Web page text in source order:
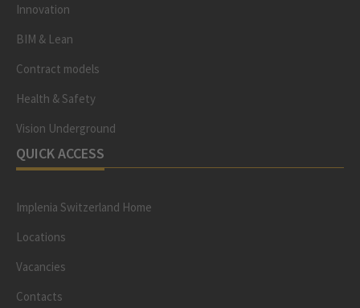
Innovation
BIM & Lean
Contract models
Health & Safety
Vision Underground
QUICK ACCESS
Implenia Switzerland Home
Locations
Vacancies
Contacts